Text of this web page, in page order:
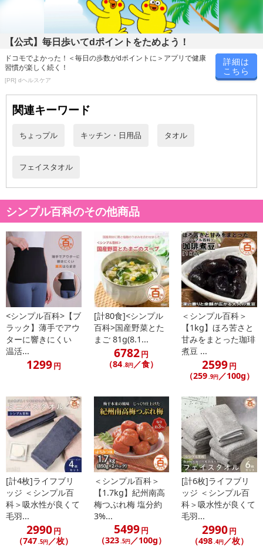
注意事項
お申込みの際は 「商品情報」に記載されている「注意事項」を
必ずご確認ください。
※お申込み後のキャンセルはお受けできません。
にご納得いただきましたうえでお申し込みください。
合がございます。
また、[新たな加工食品の原料原産地表示制度]の経過措置期間の終
了により、商品詳細内に記載の原産国・原材料の表記が旧表記の場
合がございます。
あらかじめご了承いただいた上でお申込みください。なお、本理由
によるお申込み後のキャンセル・返品交換は対応いたしかねます。
【お支払いについて】
※送料はお試し費用に含まれております。
※お支払い方法は、電話料金合算払い、クレジットカード、dポイン
トの利用となります。
※お申込み頂きました商品の同梱、お届けの日時指定はいたしかね
ます。
※会員様のご都合でお受取りいただけない場合、商品の再発送や返
金はいたしかねます。
また、お届け日時のご指定は、お受けできません。宅配業者からの
不在票にてご対応ください。
※発送予定日は前後する場合がございます。また商品によって発送
日が異なります。
※dショッピングサンプル百貨店よりお届けする商品は、ご利用いた
だいた後のご感想をいただくことを目的としており、転売等は固く
禁じます。
転売等、目的以外での利用が確認された場合は、サービス利用を停
【公式】毎日歩いてdポイントをためよう！
ドコモでよかった！＜毎日の歩数がdポイントに＞アプリで健康
習慣が楽しく続く！
[PR] dヘルスケア
詳細は
こちら
関連キーワード
ちょっプル キッチン・日用品 タオル
フェイスタオル
シンプル百科のその他商品
<シンプル百科>【ブ
ラック】薄手でアウ
ターに響きにくい
温活...
1299円
[計80食]<シンプル
百科>国産野菜とた
まご 81g(8.1...
6782円
（84.8円／食）
＜シンプル百科＞
【1kg】ほろ苦さと
甘みをまとった珈琲
煮豆 ...
2599円
（259.9円／100g）
[計4枚]ライフブリ
ッジ ＜シンプル百
科＞吸水性が良くて
毛羽...
2990円
（747.5円／枚）
＜シンプル百科＞
【1.7kg】紀州南高
梅つぶれ梅 塩分約
3%...
5499円
（323.5円／100g）
[計6枚]ライフブリ
ッジ ＜シンプル百
科＞吸水性が良くて
毛羽...
2990円
（498.4円 ／枚）